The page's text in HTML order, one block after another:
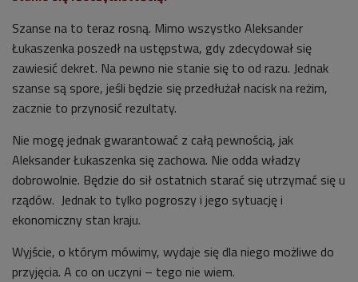
Szanse na to teraz rosną. Mimo wszystko Aleksander
Łukaszenka poszedł na ustępstwa, gdy zdecydował się
zawiesić dekret. Na pewno nie stanie się to od razu. Jednak
szanse są spore, jeśli będzie się przedłużał nacisk na reżim,
zacznie to przynosić rezultaty.
Nie mogę jednak gwarantować z całą pewnością, jak
Aleksander Łukaszenka się zachowa. Nie odda władzy
dobrowolnie. Będzie do sił ostatnich starać się utrzymać się u
rządów. Jednak to tylko pogroszy i jego sytuację i
ekonomiczny stan kraju.
Wyjście, o którym mówimy, wydaje się dla niego możliwe do
przyjęcia. A co on uczyni – tego nie wiem.